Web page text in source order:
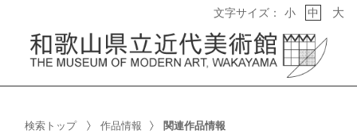
文字サイズ： 小 中 大
検索トップ 作品情報 関連作品情報